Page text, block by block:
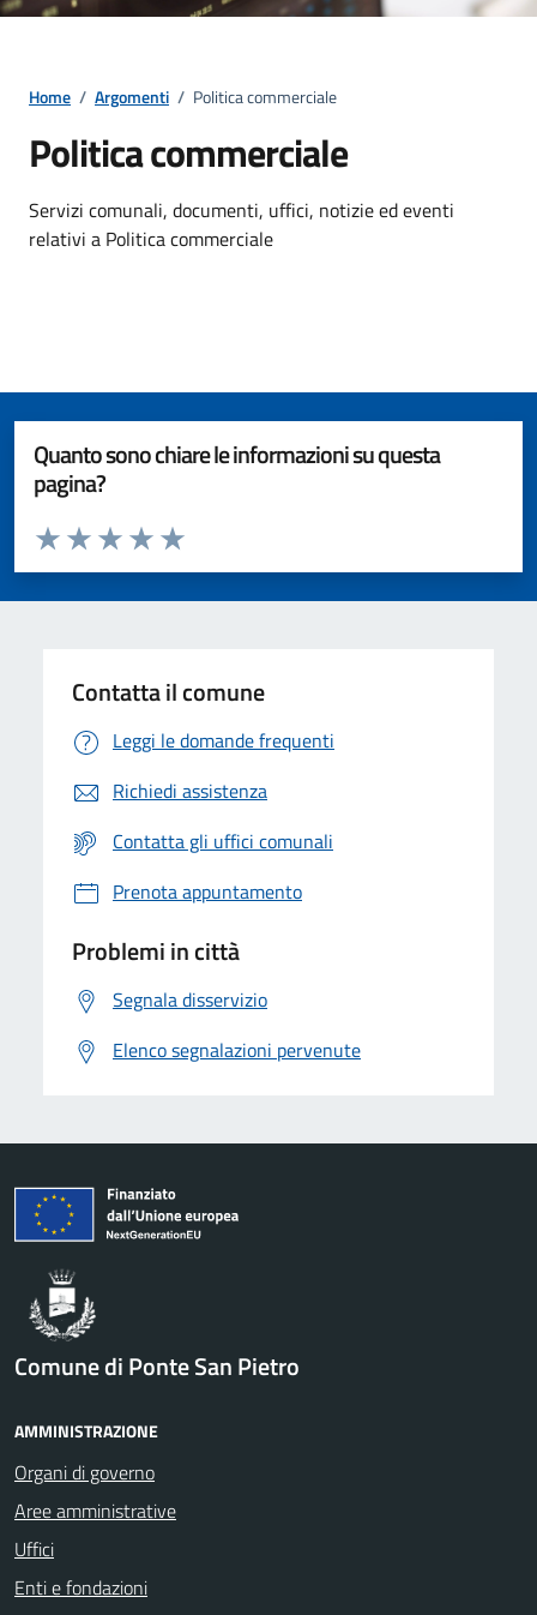
Home / Argomenti / Politica commerciale
Politica commerciale
Dettagli della notizia
Servizi comunali, documenti, uffici, notizie ed eventi
relativi a Politica commerciale
Quanto sono chiare le informazioni su questa
pagina?
Valuta da 1 a 5 stelle la pagina
Valuta 5 stelle su 5
Valuta 4 stelle su 5
Valuta 3 stelle su 5
Valuta 2 stelle su 5
Valuta 1 stelle su 5
Contatta il comune
Leggi le domande frequenti
Richiedi assistenza
Contatta gli uffici comunali
Prenota appuntamento
Problemi in città
Segnala disservizio
Elenco segnalazioni pervenute
Comune di Ponte San Pietro
AMMINISTRAZIONE
Organi di governo
Aree amministrative
Uffici
Enti e fondazioni